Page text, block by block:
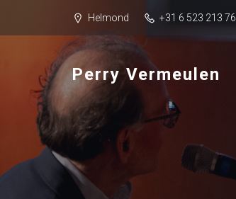
Helmond +31 6 523 213 76
Perry Vermeulen